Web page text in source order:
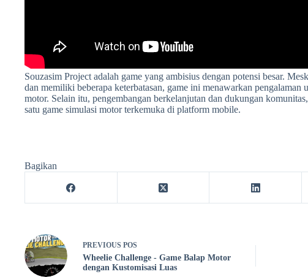
Souzasim Project adalah game yang ambisius dengan potensi besar.
dan memiliki beberapa keterbatasan, game ini menawarkan pengalaman
motor. Selain itu, pengembangan berkelanjutan dan dukungan
satu game simulasi motor terkemuka di platform mobile.
Bagikan
PREVIOUS POS
Wheelie Challenge - Game Balap Motor
dengan Kustomisasi Luas